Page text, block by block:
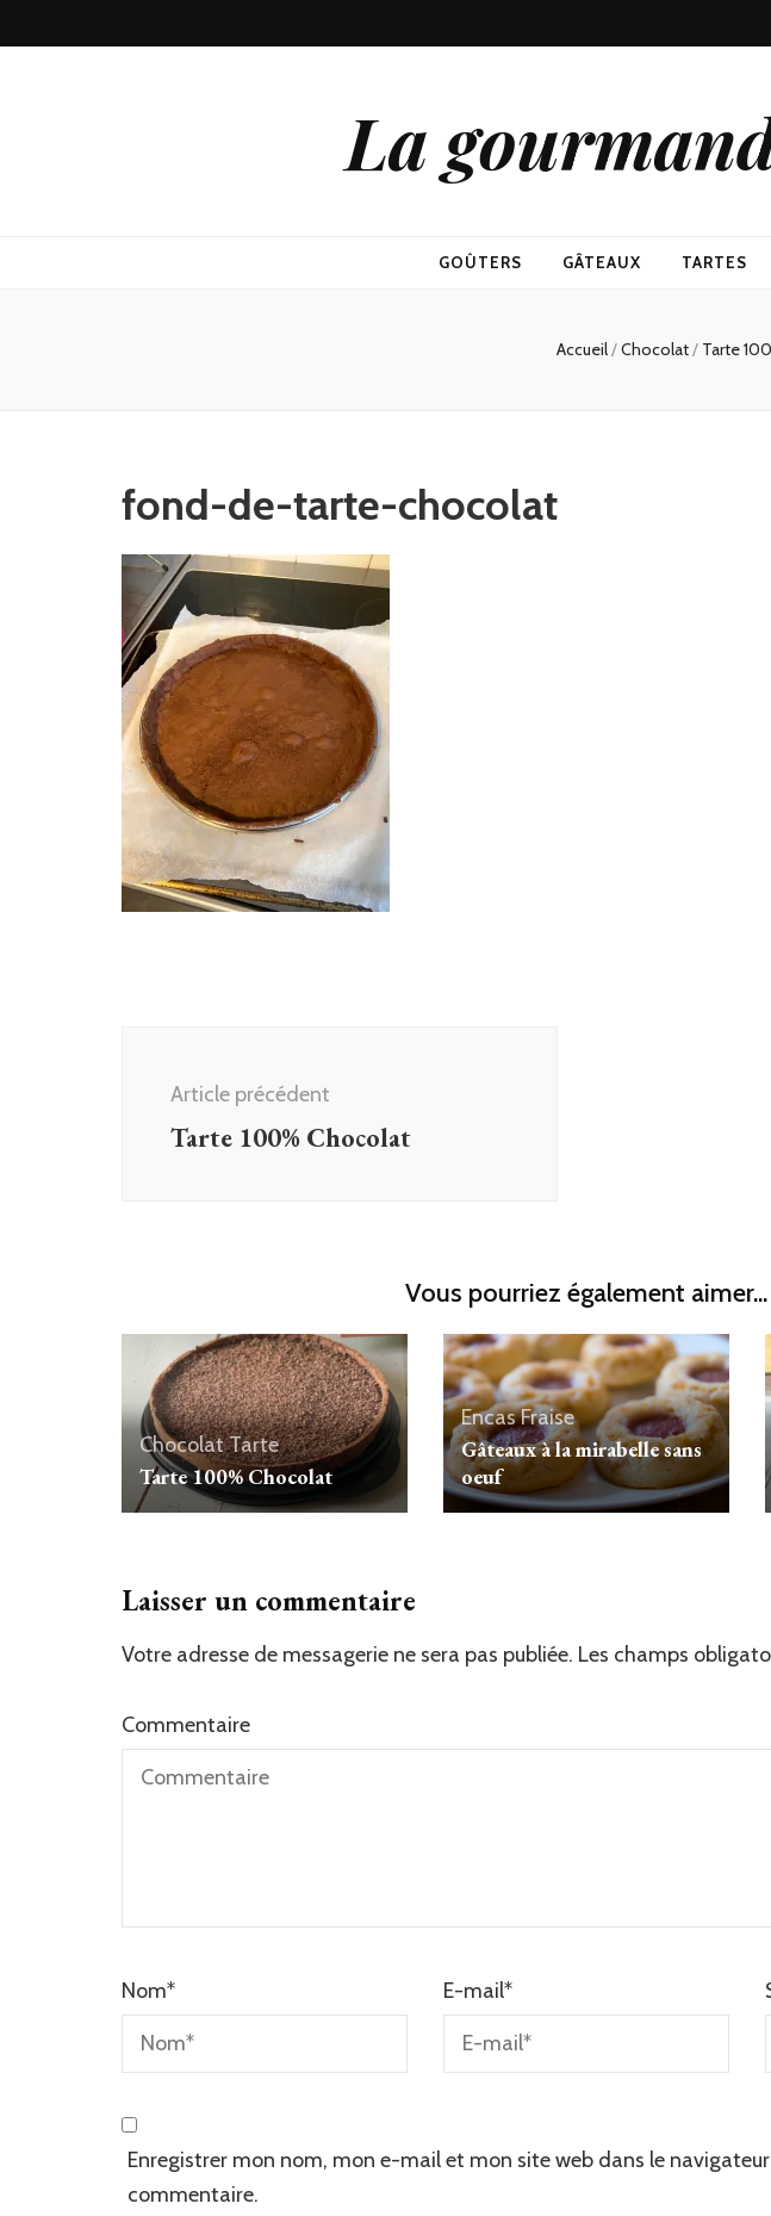
La
GOÛTERS GÂTEAUX TARTES
Accueil/Chocolat/ Tarte
fond-de-tarte-chocolat
d'article
Article précédent
Tarte 100% Chocolat
Vous pourriez également aimer...
ChocolatTarte
Tarte 100% Chocolat
EncasFraise
Gâteaux à la mirabelle sans
oeuf
Laisser un commentaire
Votre adresse de messagerie ne sera pas publiée. Les champs
Commentaire
Nom* E-mail*
Enregistrer mon nom, mon e-mail et mon site web dans le
commentaire.